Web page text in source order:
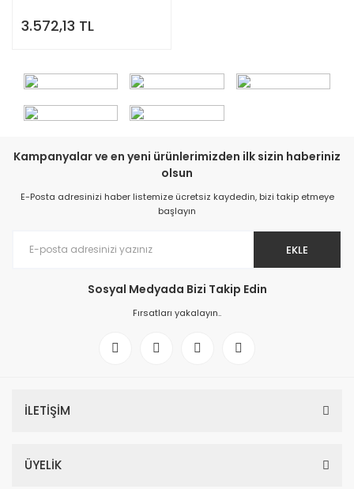
3.572,13 TL
Kampanyalar ve en yeni ürünlerimizden ilk sizin haberiniz
olsun
E-Posta adresinizi haber listemize ücretsiz kaydedin, bizi takip etmeye
başlayın
EKLE
Sosyal Medyada Bizi Takip Edin
Fırsatları yakalayın..
İLETİŞİM
ÜYELİK